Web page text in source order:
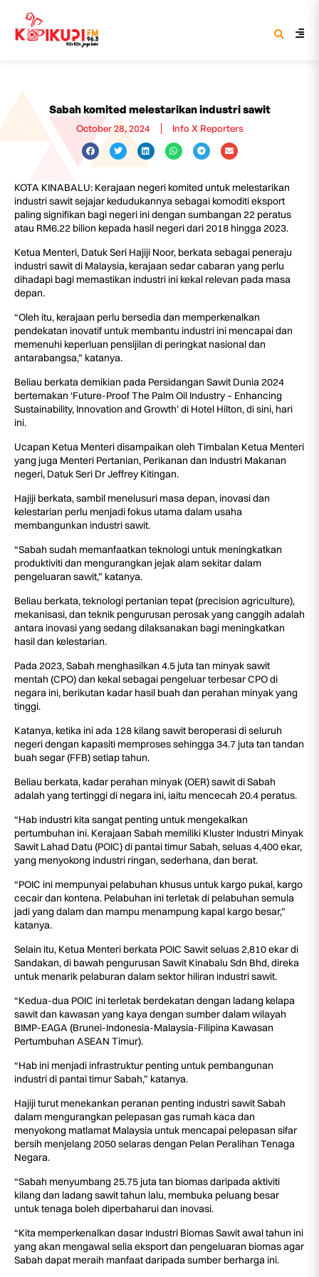
Sabah komited melestarikan industri sawit
October 28, 2024 Info X Reporters
KOTA KINABALU: Kerajaan negeri komited untuk melestarikan
industri sawit sejajar kedudukannya sebagai komoditi eksport
paling signifikan bagi negeri ini dengan sumbangan 22 peratus
atau RM6.22 bilion kepada hasil negeri dari 2018 hingga 2023.
Ketua Menteri, Datuk Seri Hajiji Noor, berkata sebagai peneraju
industri sawit di Malaysia, kerajaan sedar cabaran yang perlu
dihadapi bagi memastikan industri ini kekal relevan pada masa
depan.
“Oleh itu, kerajaan perlu bersedia dan memperkenalkan
pendekatan inovatif untuk membantu industri ini mencapai dan
memenuhi keperluan pensijilan di peringkat nasional dan
antarabangsa,” katanya.
Beliau berkata demikian pada Persidangan Sawit Dunia 2024
bertemakan ‘Future-Proof The Palm Oil Industry – Enhancing
Sustainability, Innovation and Growth’ di Hotel Hilton, di sini, hari
ini.
Ucapan Ketua Menteri disampaikan oleh Timbalan Ketua Menteri
yang juga Menteri Pertanian, Perikanan dan Industri Makanan
negeri, Datuk Seri Dr Jeffrey Kitingan.
Hajiji berkata, sambil menelusuri masa depan, inovasi dan
kelestarian perlu menjadi fokus utama dalam usaha
membangunkan industri sawit.
“Sabah sudah memanfaatkan teknologi untuk meningkatkan
produktiviti dan mengurangkan jejak alam sekitar dalam
pengeluaran sawit,” katanya.
Beliau berkata, teknologi pertanian tepat (precision agriculture),
mekanisasi, dan teknik pengurusan perosak yang canggih adalah
antara inovasi yang sedang dilaksanakan bagi meningkatkan
hasil dan kelestarian.
Pada 2023, Sabah menghasilkan 4.5 juta tan minyak sawit
mentah (CPO) dan kekal sebagai pengeluar terbesar CPO di
negara ini, berikutan kadar hasil buah dan perahan minyak yang
tinggi.
Katanya, ketika ini ada 128 kilang sawit beroperasi di seluruh
negeri dengan kapasiti memproses sehingga 34.7 juta tan tandan
buah segar (FFB) setiap tahun.
Beliau berkata, kadar perahan minyak (OER) sawit di Sabah
adalah yang tertinggi di negara ini, iaitu mencecah 20.4 peratus.
“Hab industri kita sangat penting untuk mengekalkan
pertumbuhan ini. Kerajaan Sabah memiliki Kluster Industri Minyak
Sawit Lahad Datu (POIC) di pantai timur Sabah, seluas 4,400 ekar,
yang menyokong industri ringan, sederhana, dan berat.
“POIC ini mempunyai pelabuhan khusus untuk kargo pukal, kargo
cecair dan kontena. Pelabuhan ini terletak di pelabuhan semula
jadi yang dalam dan mampu menampung kapal kargo besar,”
katanya.
Selain itu, Ketua Menteri berkata POIC Sawit seluas 2,810 ekar di
Sandakan, di bawah pengurusan Sawit Kinabalu Sdn Bhd, direka
untuk menarik pelaburan dalam sektor hiliran industri sawit.
“Kedua-dua POIC ini terletak berdekatan dengan ladang kelapa
sawit dan kawasan yang kaya dengan sumber dalam wilayah
BIMP-EAGA (Brunei-Indonesia-Malaysia-Filipina Kawasan
Pertumbuhan ASEAN Timur).
“Hab ini menjadi infrastruktur penting untuk pembangunan
industri di pantai timur Sabah,” katanya.
Hajiji turut menekankan peranan penting industri sawit Sabah
dalam mengurangkan pelepasan gas rumah kaca dan
menyokong matlamat Malaysia untuk mencapai pelepasan sifar
bersih menjelang 2050 selaras dengan Pelan Peralihan Tenaga
Negara.
“Sabah menyumbang 25.75 juta tan biomas daripada aktiviti
kilang dan ladang sawit tahun lalu, membuka peluang besar
untuk tenaga boleh diperbaharui dan inovasi.
“Kita memperkenalkan dasar Industri Biomas Sawit awal tahun ini
yang akan mengawal selia eksport dan pengeluaran biomas agar
Sabah dapat meraih manfaat daripada sumber berharga ini.